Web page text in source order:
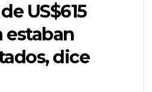
US$615
estaban
dice